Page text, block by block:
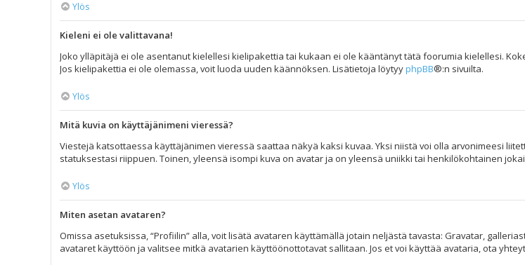
Ylös
Kieleni ei ole valittavana!
Joko ylläpitäjä ei ole asentanut kielellesi kielipakettia tai kukaan ei ole kääntänyt tätä foorumia kielellesi.
Jos kielipakettia ei ole olemassa, voit luoda uuden käännöksen. Lisätietoja löytyyphpBB®:n sivuilta.
Ylös
Mitä kuvia on käyttäjänimeni vieressä?
Viestejä katsottaessa käyttäjänimen vieressä saattaa näkyä kaksi kuvaa. Yksi niistä voi olla arvonimeesi
statuksestasi riippuen. Toinen, yleensä isompi kuva on avatar ja on yleensä uniikki tai henkilökohtainen
Ylös
Miten asetan avataren?
Omissa asetuksissa, “Profiilin” alla, voit lisätä avataren käyttämällä jotain neljästä tavasta: Gravatar,
avataret käyttöön ja valitsee mitkä avatarien käyttöönottotavat sallitaan. Jos et voi käyttää avataria, ota